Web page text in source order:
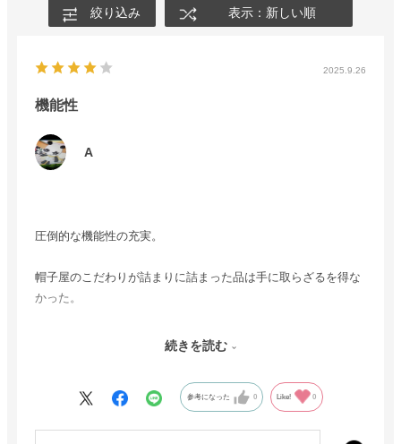
絞り込み 表示：新しい順
2025.9.26
機能性
A
圧倒的な機能性の充実。
帽子屋のこだわりが詰まりに詰まった品は手に取らざるを得な
かった。
旅に出る際は必ず鞄に投げ込む一品。
次に気になる品が見当たらない際は、もう１つ欲しいな。
続きを読む
参考になった 0 Like! 0